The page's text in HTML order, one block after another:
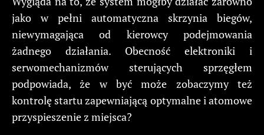
jako w pełni automatyczna skrzynia biegów,
niewymagająca od kierowcy podejmowania
żadnego działania. Obecność elektroniki i
serwomechanizmów sterujących sprzęgłem
podpowiada, że w być może zobaczymy też
kontrolę startu zapewniającą optymalne i atomowe
przyspieszenie z miejsca?